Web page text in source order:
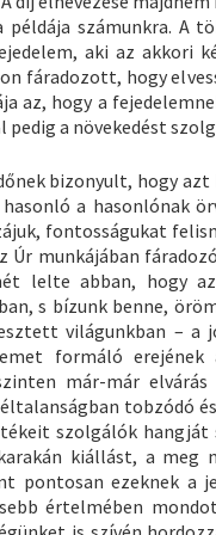
számunkra. A
aki az akkori
fáradozott, hogy
az, hogy a
a növekedést
bizonyult, hogy azt
a hasonlónak
fontosságukat
Úr munkájában
lelte abban, hogy
s bízunk benne,
világunkban –
formáló erejének
már-már
tobzódó
szolgálók
kiállást, a meg
ezeknek a
értelmében